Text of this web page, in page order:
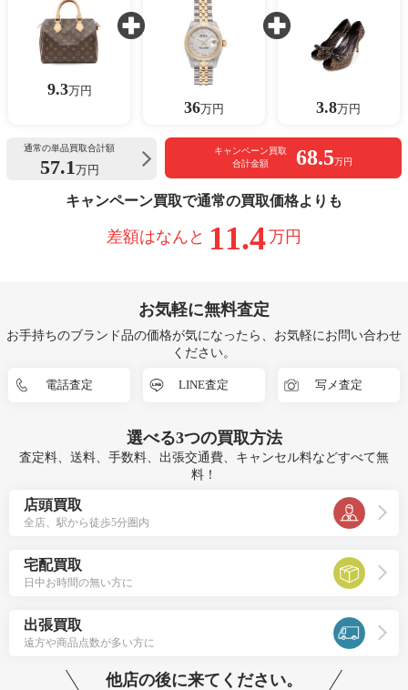
9.3万円
36万円 3.8万円
通常の単品買取合計額
57.1 万円
キャンペーン買取
合計金額
68.5万円
キャンペーン買取で通常の買取価格よりも
差額はなんと 11.4万円
お気軽に無料査定
お手持ちのブランド品の価格が気になったら、お気軽にお問い合わせ
ください。
電話査定 LINE査定 写メ査定
選べる3つの買取方法
査定料、送料、手数料、出張交通費、キャンセル料などすべて無
料！
店頭買取
全店、駅から徒歩5分圏内
宅配買取
日中お時間の無い方に
出張買取
遠方や商品点数が多い方に
他店の後に来てください。